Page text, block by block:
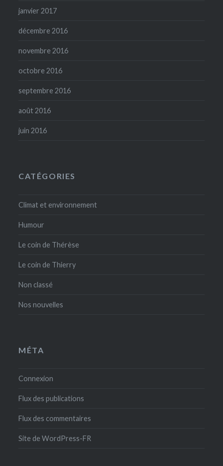
janvier 2017
décembre 2016
novembre 2016
octobre 2016
septembre 2016
août 2016
juin 2016
CATÉGORIES
Climat et environnement
Humour
Le coin de Thérèse
Le coin de Thierry
Non classé
Nos nouvelles
MÉTA
Connexion
Flux des publications
Flux des commentaires
Site de WordPress-FR